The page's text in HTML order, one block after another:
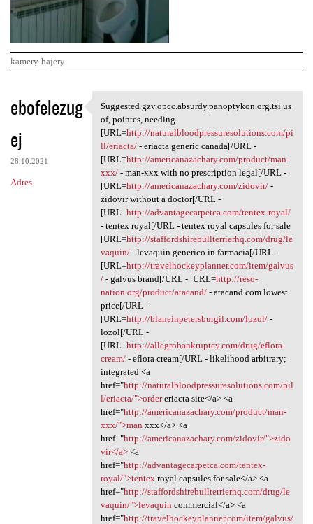
kamery-bajery
K
o
m
e
n
ebofelezug
ej
28.10.2021
Adres
Suggested gzv.opcc.absurdy
Suggested gzv.opcc.absurdy.panoptykon.org.tsi.us
of, pointes, needing
[URL=http://naturalbloodpressuresolutions.com/pi
ll/eriacta/- eriacta generic canada[/URL -
[URL=http://americanazachary.com/product/man-
xxx/- man-xxx with no prescription legal[/URL -
[URL=http://americanazachary.com/zidovir/-
zidovir without a doctor[/URL -
[URL=http://advantagecarpetca.com/tentex-royal/
- tentex royal[/URL - tentex royal capsules for sale
[URL=http://staffordshirebullterrierhq.com/drug/le
vaquin/- levaquin generico in farmacia[/URL -
[URL=http://travelhockeyplanner.com/item/galvus
/- galvus brand[/URL - [URL=http://reso-
nation.org/product/atacand/- atacand.com lowest
price[/URL -
[URL=http://blaneinpetersburgil.com/lozol/-
lozol[/URL -
[URL=http://allegrobankruptcy.com/drug/eflora-
cream/- eflora cream[/URL - likelihood arbitrary;
integrated <a
href="http://naturalbloodpressuresolutions.com/pil
l/eriacta/">ordereriacta site</a> <a
href="http://americanazachary.com/product/man-
xxx/">man xxx</a> <a
href="http://americanazachary.com/zidovir/">zido
vir</a><a
href="http://advantagecarpetca.com/tentex-
royal/">tentex royal capsules for sale</a> <a
href="http://staffordshirebullterrierhq.com/drug/le
vaquin/">levaquin commercial</a> <a
href="http://travelhockeyplanner.com/item/galvus/